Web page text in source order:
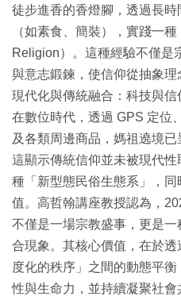
徒步進香的香燈腳，透過長
（如素食、簡裝），實踐一
Religion）。這種經驗不僅是
與意志鍛鍊，使信仰從抽象理
現代化與傳統融合：科技與
在數位時代，透過 GPS 定位
及各類周邊商品，媽祖遶境已
這顯示傳統信仰並未被現代
種「新型態民俗生態系」，
值。高哲翰講座教授認為，
不僅是一場宗教盛事，更是
合現象。其核心價值，在於
度化的秩序」之間的動態平
性與生命力，並持續凝聚社會